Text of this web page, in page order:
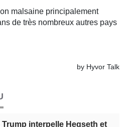
interpelle Hegseth et